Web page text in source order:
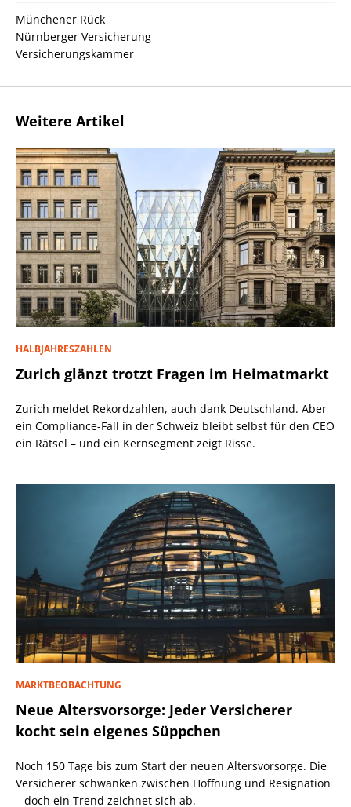
Münchener Rück
Nürnberger Versicherung
Versicherungskammer
Weitere Artikel
HALBJAHRESZAHLEN
Zurich glänzt trotzt Fragen im Heimatmarkt
Zurich meldet Rekordzahlen, auch dank Deutschland. Aber
ein Compliance-Fall in der Schweiz bleibt selbst für den CEO
ein Rätsel – und ein Kernsegment zeigt Risse.
MARKTBEOBACHTUNG
Neue Altersvorsorge: Jeder Versicherer
kocht sein eigenes Süppchen
Noch 150 Tage bis zum Start der neuen Altersvorsorge. Die
Versicherer schwanken zwischen Hoffnung und Resignation
– doch ein Trend zeichnet sich ab.